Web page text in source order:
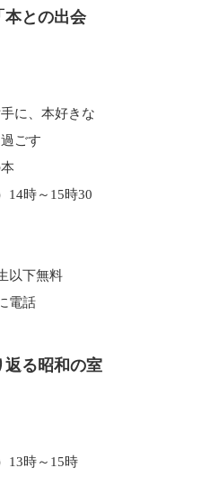
本との出会
に、本好きな
ごす
14時～15時30
以下無料
電話
返る昭和の室
13時～15時